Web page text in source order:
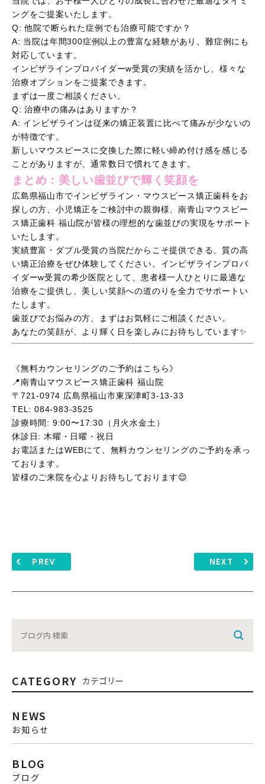
ングをご提案いたします。
Q: 他院で断られた症例でも治療可能ですか？
A: 当院は年間300症例以上の豊富な経験があり、難症例にも
対応しています。
インビザラインプロバイダーw受賞の実績を活かし、様々な
治療オプションをご提案できます。
まずは一度ご相談ください。
Q: 治療中の痛みはありますか？
A: インビザラインは従来の矯正装置に比べて痛みが少ないの
が特徴です。
新しいマウスピースに交換した際に軽い締め付け感を感じる
ことがありますが、通常数日で慣れてきます。
まとめ：美しい歯並びで輝く笑顔を
広島県福山市でインビザライン・マウスピース矯正歯科をお
探しの方、小児矯正をご検討中の親御様、南青山マウスピー
ス矯正歯科 福山院が皆様の理想的な歯並びの実現をサポート
いたします。
実績豊富・ダブル受賞の当院だからこそ提供できる、質の高
い矯正治療をぜひ体験してください。インビザラインプロバ
イダーw受賞の希少医院として、患者様一人ひとりに最適な
治療をご提供し、美しい笑顔への道のりを全力でサポートい
たします。
歯並びでお悩みの方、まずはお気軽にご相談ください。
あなたの笑顔が、より輝く日を楽しみにお待ちしています✨
《無料カウンセリングのご予約はこちら》
📍南青山マウスピース矯正歯科 福山院
〒721-0974 広島県福山市東深津町3-13-33
TEL: 084-983-3525
診療時間: 9:00〜17:30（月火水金土）
休診日: 木曜・日曜・祝日
お電話またはWEBにて、無料カウンセリングのご予約を承っ
ております。
皆様のご来院を心よりお待ちしております😌
PREV NEXT
CATEGORY カテゴリー
NEWS
お知らせ
BLOG
ブログ